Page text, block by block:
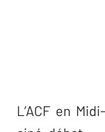
L’ACF en